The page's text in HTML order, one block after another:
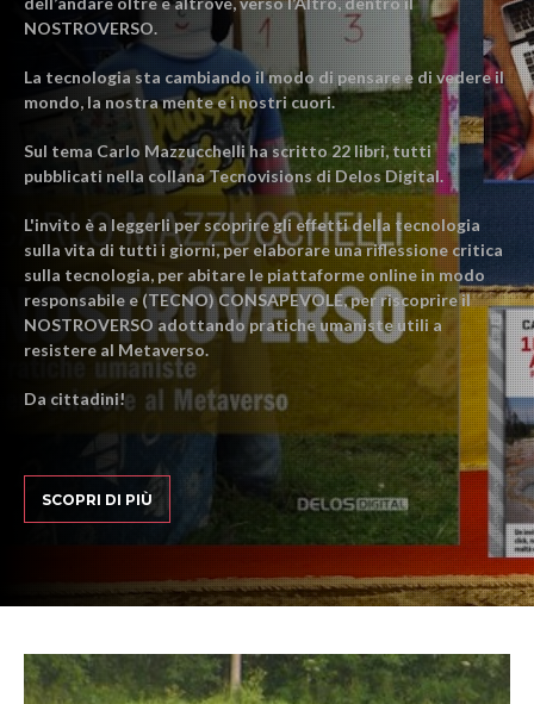
NOSTROVERSO.
La tecnologia sta cambiando il modo di pensare e di vedere il
mondo, la nostra mente e i nostri cuori.
Sul tema Carlo Mazzucchelli ha scritto 22 libri, tutti
pubblicati nella collana Tecnovisions di Delos Digital.
L'invito è a leggerli per scoprire gli effetti della tecnologia
sulla vita di tutti i giorni, per elaborare una riflessione critica
sulla tecnologia, per abitare le piattaforme online in modo
responsabile e (TECNO) CONSAPEVOLE, per riscoprire il
NOSTROVERSO adottando pratiche umaniste utili a
resistere al Metaverso.
Da cittadini!
SCOPRI DI PIÙ